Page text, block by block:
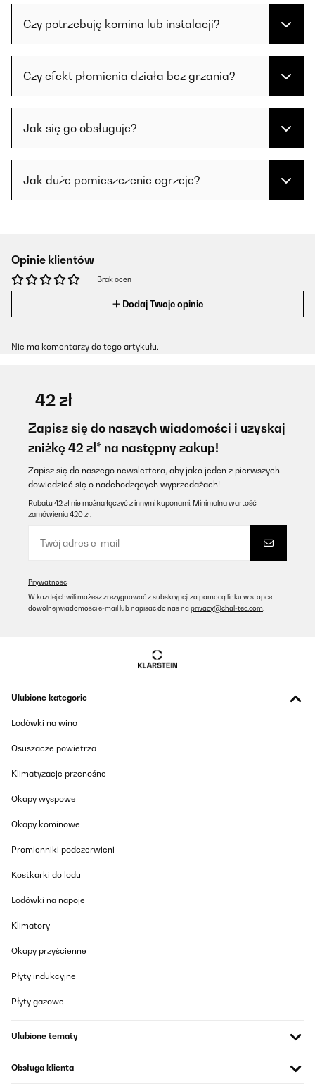
Czy potrzebuję komina lub instalacji?
Czy efekt płomienia działa bez grzania?
Jak się go obsługuje?
Jak duże pomieszczenie ogrzeje?
Opinie klientów
Brak ocen
Dodaj Twoje opinie
Nie ma komentarzy do tego artykułu.
-42 zł
Zapisz się do naszych wiadomości i uzyskaj
zniżkę 42 zł* na następny zakup!
Zapisz się do naszego newslettera, aby jako jeden z pierwszych
dowiedzieć się o nadchodzących wyprzedażach!
Rabatu 42 zł nie można łączyć z innymi kuponami. Minimalna wartość
zamówienia 420 zł.
Prywatność
W każdej chwili możesz zrezygnować z subskrypcji za pomocą linku w stopce
dowolnej wiadomości e-mail lub napisać do nas na privacy@chal-tec.com
Ulubione kategorie
Lodówki na wino
Osuszacze powietrza
Klimatyzacje przenośne
Okapy wyspowe
Okapy kominowe
Promienniki podczerwieni
Kostkarki do lodu
Lodówki na napoje
Klimatory
Okapy przyścienne
Płyty indukcyjne
Płyty gazowe
Ulubione tematy
Obsługa klienta